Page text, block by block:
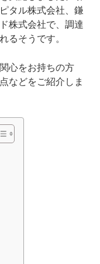
タル株式会社、鎌
株式会社で、調達
るそうです。
心をお持ちの方
などをご紹介しま